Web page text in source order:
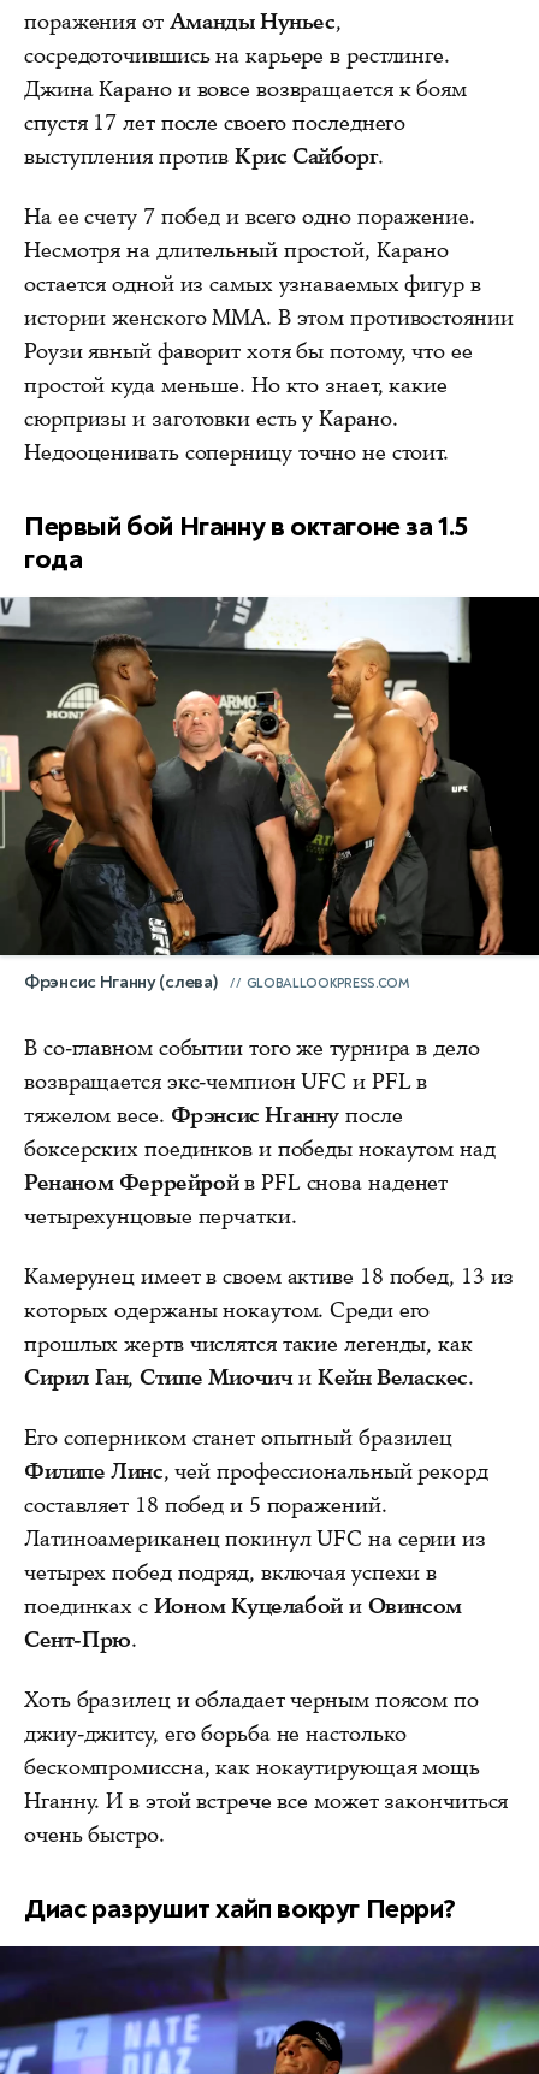
поражения от Аманды Нуньес,
сосредоточившись на карьере в рестлинге.
Джина Карано и вовсе возвращается к боям
спустя 17 лет после своего последнего
выступления противКрис Сайборг.
На ее счету 7 побед и всего одно поражение.
Несмотря на длительный простой, Карано
остается одной из самых узнаваемых фигур в
истории женского ММА. В этом противостоянии
Роузи явный фаворит хотя бы потому, что ее
простой куда меньше. Но кто знает, какие
сюрпризы и заготовки есть у Карано.
Недооценивать соперницу точно не стоит.
Первый бой Нганну в октагоне за 1.5
года
Фрэнсис Нганну (слева) GLOBALLOOKPRESS.COM
В со-главном событии того же турнира в дело
возвращается экс-чемпион UFC и PFL в
тяжелом весе. Фрэнсис Нганну после
боксерских поединков и победы нокаутом над
Ренаном Феррейройв PFL снова наденет
четырехунцовые перчатки.
Камерунец имеет в своем активе 18 побед, 13 из
которых одержаны нокаутом. Среди его
прошлых жертв числятся такие легенды, как
Сирил Ган,Стипе МиочичиКейн Веласкес.
Его соперником станет опытный бразилец
Филипе Линс, чей профессиональный рекорд
составляет 18 побед и 5 поражений.
Латиноамериканец покинул UFC на серии из
четырех побед подряд, включая успехи в
поединках с Ионом Куцелабойи Овинсом
Сент-Прю.
Хоть бразилец и обладает черным поясом по
джиу-джитсу, его борьба не настолько
бескомпромиссна, как нокаутирующая мощь
Нганну. И в этой встрече все может закончиться
очень быстро.
Диас разрушит хайп вокруг Перри?